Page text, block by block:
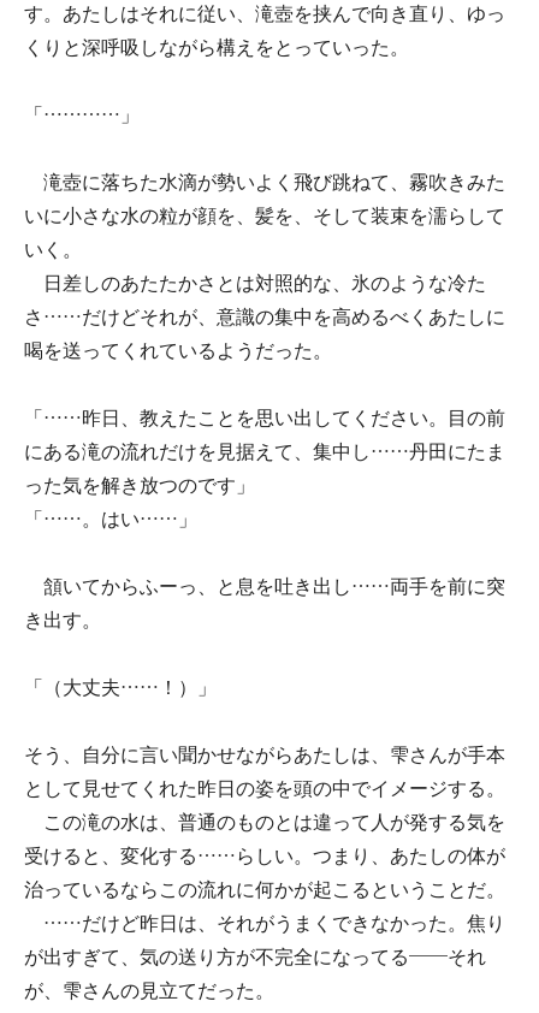
す。あたしはそれに従い、滝壺を挟んで向き直り、ゆっ
くりと深呼吸しながら構えをとっていった。
「…………」
滝壺に落ちた水滴が勢いよく飛び跳ねて、霧吹きみた
いに小さな水の粒が顔を、髪を、そして装束を濡らして
いく。
日差しのあたたかさとは対照的な、氷のような冷た
さ……だけどそれが、意識の集中を高めるべくあたしに
喝を送ってくれているようだった。
「……昨日、教えたことを思い出してください。目の前
にある滝の流れだけを見据えて、集中し……丹田にたま
った気を解き放つのです」
「……。はい……」
頷いてからふーっ、と息を吐き出し……両手を前に突
き出す。
「（大丈夫……！）」
そう、自分に言い聞かせながらあたしは、雫さんが手本
として見せてくれた昨日の姿を頭の中でイメージする。
この滝の水は、普通のものとは違って人が発する気を
受けると、変化する……らしい。つまり、あたしの体が
治っているならこの流れに何かが起こるということだ。
……だけど昨日は、それがうまくできなかった。焦り
が出すぎて、気の送り方が不完全になってる――それ
が、雫さんの見立てだった。